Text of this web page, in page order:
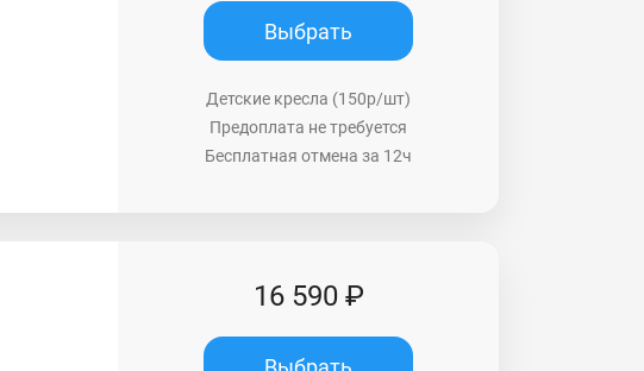
Выбрать
Детские кресла (150р/шт)
Предоплата не требуется
Бесплатная отмена за 12ч
16 590 ₽